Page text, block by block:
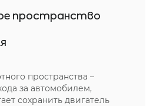
пространство
пространства –
за автомобилем,
сохранить двигатель